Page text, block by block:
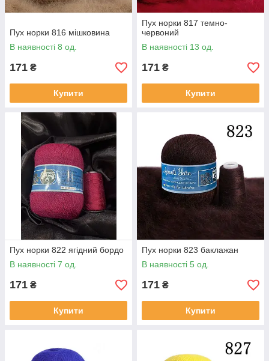
Пух норки 816 мішковина
В наявності 8 од.
171 ₴
Купити
Пух норки 817 темно-
червоний
В наявності 13 од.
171 ₴
Купити
Пух норки 822 ягідний бордо
В наявності 7 од.
171 ₴
Купити
Пух норки 823 баклажан
В наявності 5 од.
171 ₴
Купити